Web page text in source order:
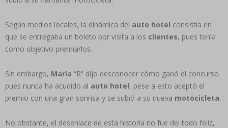
Según medios locales, la dinámica del auto hotel consistía en
que se entregaba un boleto por visita a los clientes, pues tenía
como objetivo premiarlos.
Sin embargo, María “R” dijo desconocer cómo ganó el concurso
pues nunca ha acudido al auto hotel, pese a esto aceptó el
premio con una gran sonrisa y se subió a su nueva motocicleta.
No obstante, el desenlace de esta historia no fue del todo feliz,